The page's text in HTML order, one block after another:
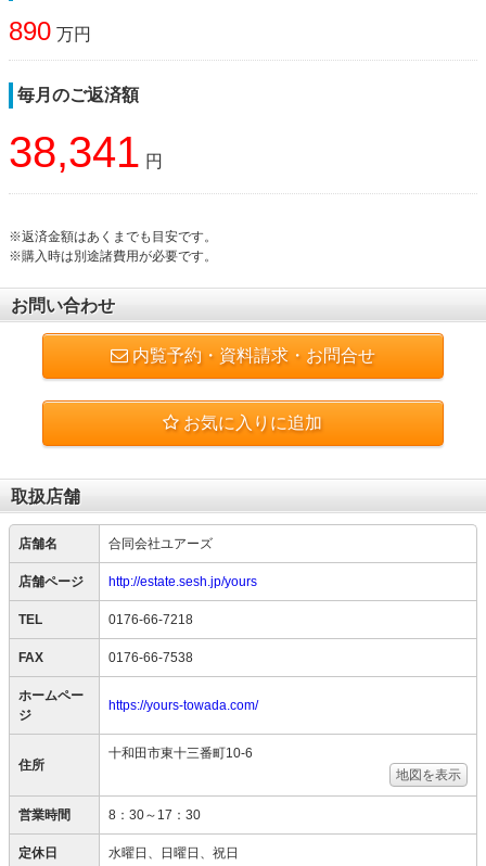
890 万円
毎月のご返済額
38,341 円
※返済金額はあくまでも目安です。
※購入時は別途諸費用が必要です。
お問い合わせ
内覧予約・資料請求・お問合せ
お気に入りに追加
取扱店舗
店舗名 合同会社ユアーズ
店舗ページ http://estate.sesh.jp/yours
TEL 0176-66-7218
FAX 0176-66-7538
ホームペー
ジ
https://yours-towada.com/
住所
十和田市東十三番町10-6
地図を表示
営業時間 8：30～17：30
定休日 水曜日、日曜日、祝日